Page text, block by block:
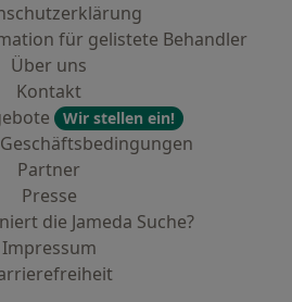
für gelistete Behandler
Über uns
Kontakt
Wir stellen ein!
Partner
Presse
die Jameda Suche?
Impressum